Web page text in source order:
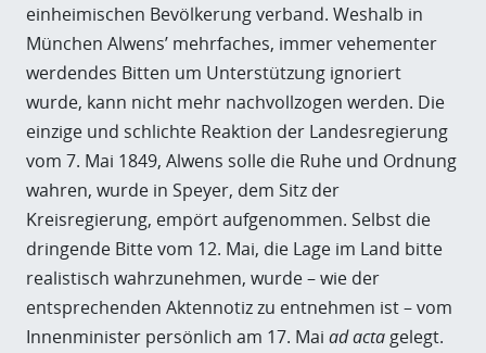
einheimischen Bevölkerung verband. Weshalb in
München Alwens’ mehrfaches, immer vehementer
werdendes Bitten um Unterstützung ignoriert
wurde, kann nicht mehr nachvollzogen werden. Die
einzige und schlichte Reaktion der Landesregierung
vom 7. Mai 1849, Alwens solle die Ruhe und Ordnung
wahren, wurde in Speyer, dem Sitz der
Kreisregierung, empört aufgenommen. Selbst die
dringende Bitte vom 12. Mai, die Lage im Land bitte
realistisch wahrzunehmen, wurde – wie der
entsprechenden Aktennotiz zu entnehmen ist – vom
Innenminister persönlich am 17. Mai ad acta gelegt.